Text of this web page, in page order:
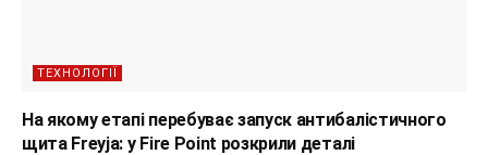
ТЕХНОЛОГІЇ
На якому етапі перебуває запуск антибалістичного
щита Freyja: у Fire Point розкрили деталі